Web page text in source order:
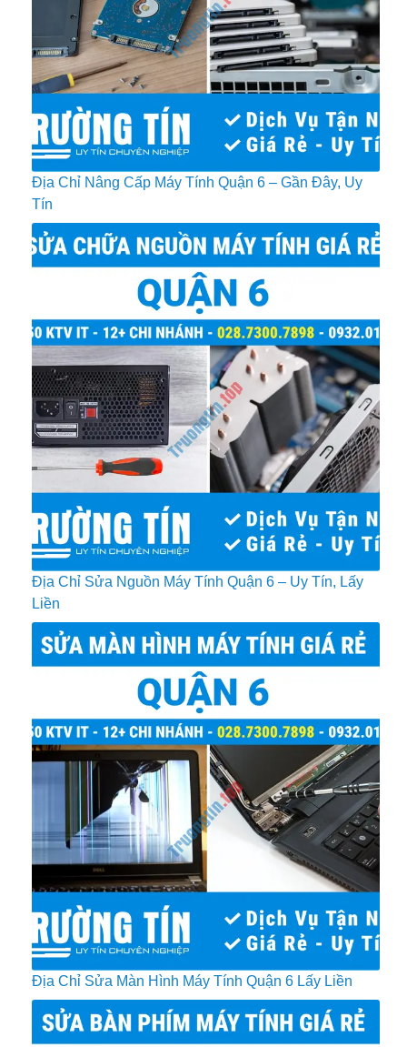
Địa Chỉ Nâng Cấp Máy Tính Quận 6 – Gần Đây, Uy
Tín
Địa Chỉ Sửa Nguồn Máy Tính Quận 6 – Uy Tín, Lấy
Liền
Địa Chỉ Sửa Màn Hình Máy Tính Quận 6 Lấy Liền